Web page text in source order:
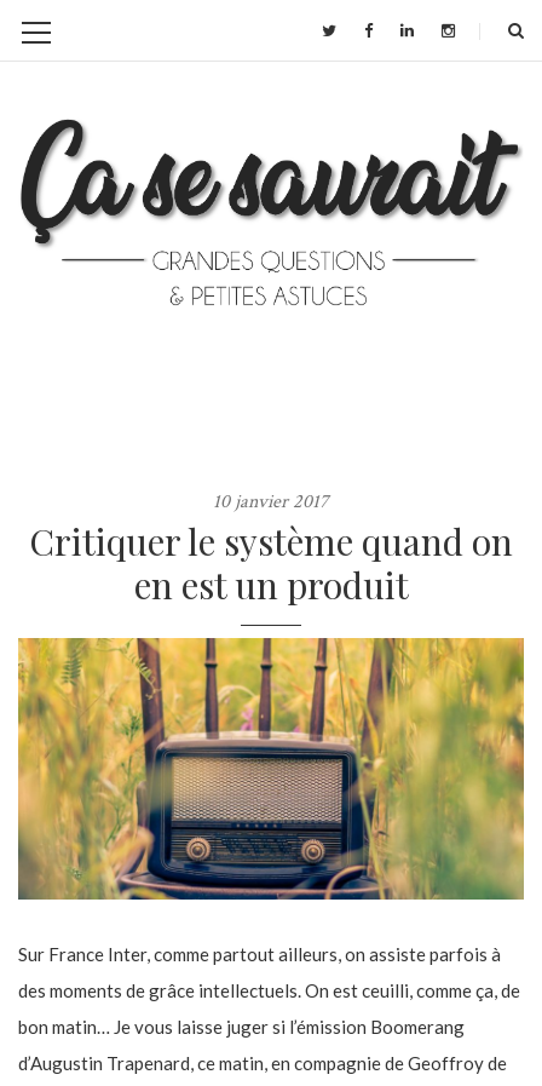
10 janvier 2017
Critiquer le système quand on
en est un produit
Sur France Inter, comme partout ailleurs, on assiste parfois à
des moments de grâce intellectuels. On est ceuilli, comme ça, de
bon matin… Je vous laisse juger si l’émission Boomerang
d’Augustin Trapenard, ce matin, en compagnie de Geoffroy de